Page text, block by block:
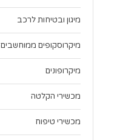
מיגון ובטיחות לרכב
מיקרוסקופים ממוחשבים
מיקרופונים
מכשירי הקלטה
מכשירי טיפוח